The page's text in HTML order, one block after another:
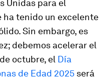
Unidas para el
ha tenido un excelente
Sin embargo, es
debemos acelerar el
octubre, el Día
de Edad 2025 será